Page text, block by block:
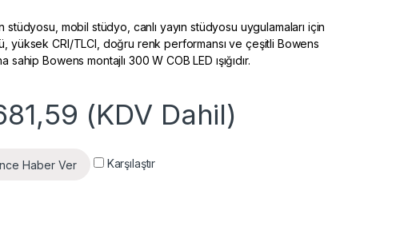
stüdyosu, mobil stüdyo, canlı yayın stüdyosu uygulamaları için
yüksek CRI/TLCI, doğru renk performansı ve çeşitli Bowens
sahip Bowens montajlı 300 W COB LED ışığıdır.
(KDV Dahil)
Haber Ver Karşılaştır